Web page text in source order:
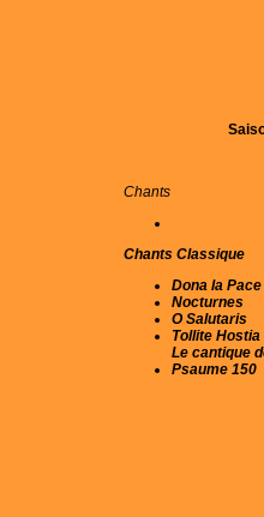
Chants
Chants Classique
Dona la
Nocturnes
O Salutaris
Tollite Hostia
Le cantique
Psaume 150